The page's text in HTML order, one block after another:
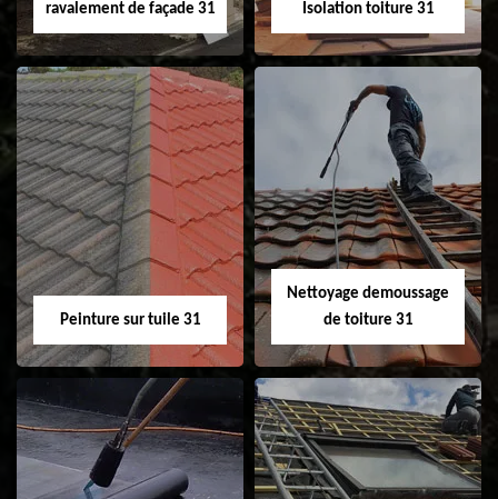
ravalement de façade 31
Nettoyage et
ravalement de
façade 31
Isolation toiture 31
Isolation toiture 31
Peinture sur tuile 31
Peinture sur tuile
Nettoyage demoussage
de toiture 31
Nettoyage